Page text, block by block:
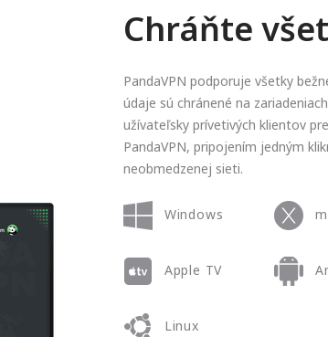
Chráňte
PandaVPN podporuje všetky
údaje sú chránené na
užívateľsky prívetivých klientov
PandaVPN, pripojením jedným
neobmedzenej sieti.
Windows
Apple TV
Linux